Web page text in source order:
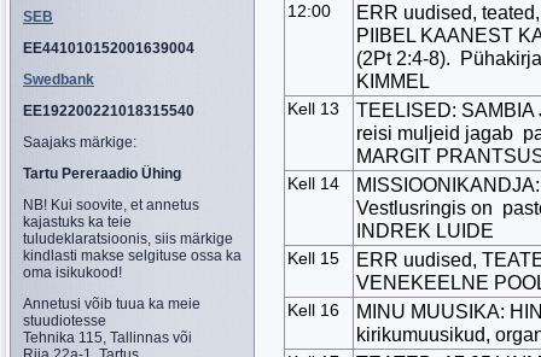
SEB
EE441010152001639004
Swedbank
EE192200221018315540
Saajaks märkige:
Tartu Pereraadio Ühing
NB! Kui soovite, et annetus
kajastuks ka teie
tuludeklaratsioonis, siis märkige
kindlasti makse selgituse ossa ka
oma isikukood!
Annetusi võib tuua ka meie
stuudiotesse
Tehnika 115, Tallinnas või
12:00
ERR uudised,
PIIBEL KAANEST
(2Pt 2:4-8).
KIMMEL
Kell 13
TEELISED:
reisi muljeid jagab
MARGIT
Kell 14
Vestlusringis on
INDREK LUIDE
Kell 15
ERR uudised,
VENEKEELNE
Kell 16
MINU MUUSIKA:
kirikumuusikud,